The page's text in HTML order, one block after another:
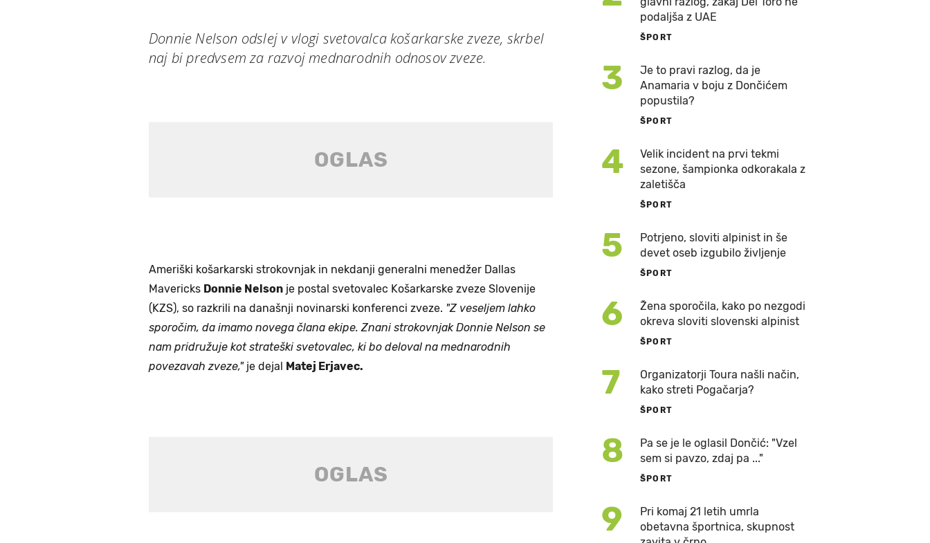
Donnie Nelson odslej v vlogi svetovalca košarkarske zveze, skrbel
naj bi predvsem za razvoj mednarodnih odnosov zveze.
Ameriški košarkarski strokovnjak in nekdanji generalni menedžer Dallas
Mavericks Donnie Nelson je postal svetovalec Košarkarske zveze Slovenije
(KZS), so razkrili na današnji novinarski konferenci zveze. "Z veseljem lahko
sporočim, da imamo novega člana ekipe. Znani strokovnjak Donnie Nelson se
nam pridružuje kot strateški svetovalec, ki bo deloval na mednarodnih
povezavah zveze,"je dejal Matej Erjavec.
podaljša z UAE
ŠPORT
3
Je to pravi razlog, da je
Anamaria v boju z Dončićem
popustila?
ŠPORT
4
Velik incident na prvi tekmi
sezone, šampionka odkorakala z
zaletišča
ŠPORT
5
Potrjeno, sloviti alpinist in še
devet oseb izgubilo življenje
ŠPORT
6
Žena sporočila, kako po nezgodi
okreva sloviti slovenski alpinist
ŠPORT
7
Organizatorji Toura našli način,
kako streti Pogačarja?
ŠPORT
8
Pa se je le oglasil Dončić: "Vzel
sem si pavzo, zdaj pa ..."
ŠPORT
9
Pri komaj 21 letih umrla
obetavna športnica, skupnost